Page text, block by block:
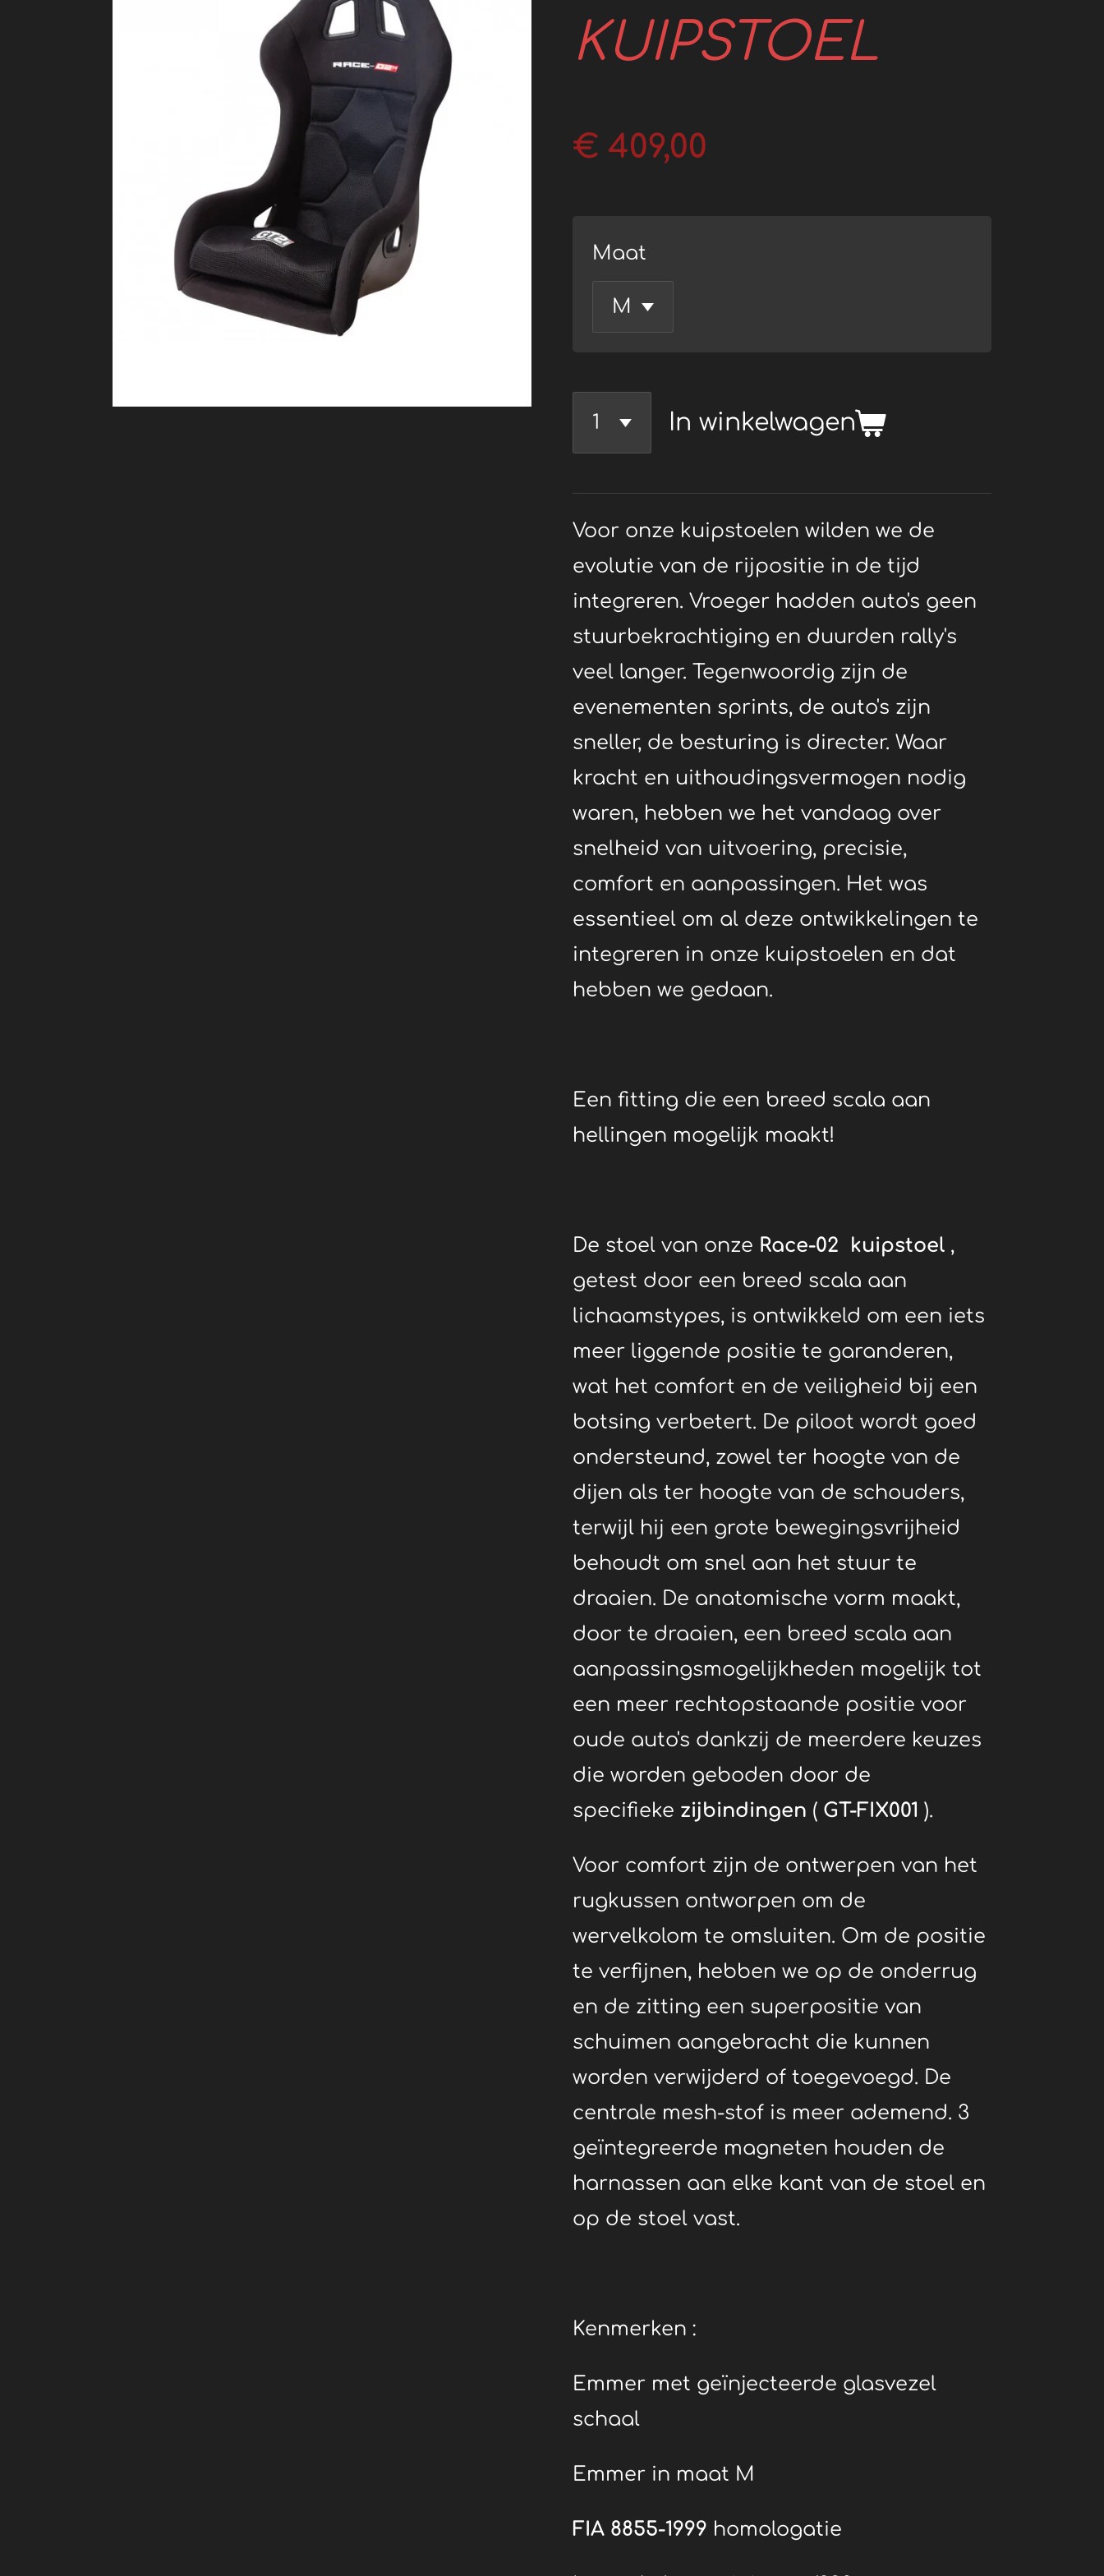
KUIPSTOEL
€ 409,00
Maat
In winkelwagen
Voor onze kuipstoelen wilden we de
evolutie van de rijpositie in de tijd
integreren. Vroeger hadden auto's geen
stuurbekrachtiging en duurden rally's
veel langer. Tegenwoordig zijn de
evenementen sprints, de auto's zijn
sneller, de besturing is directer. Waar
kracht en uithoudingsvermogen nodig
waren, hebben we het vandaag over
snelheid van uitvoering, precisie,
comfort en aanpassingen. Het was
essentieel om al deze ontwikkelingen te
integreren in onze kuipstoelen en dat
hebben we gedaan.
Een fitting die een breed scala aan
hellingen mogelijk maakt!
De stoel van onze Race-02 kuipstoel ,
getest door een breed scala aan
lichaamstypes, is ontwikkeld om een ​​iets
meer liggende positie te garanderen,
wat het comfort en de veiligheid bij een
botsing verbetert. De piloot wordt goed
ondersteund, zowel ter hoogte van de
dijen als ter hoogte van de schouders,
terwijl hij een grote bewegingsvrijheid
behoudt om snel aan het stuur te
draaien. De anatomische vorm maakt,
door te draaien, een breed scala aan
aanpassingsmogelijkheden mogelijk tot
een meer rechtopstaande positie voor
oude auto's dankzij de meerdere keuzes
die worden geboden door de
specifieke zijbindingen ( GT-FIX001 ).
Voor comfort zijn de ontwerpen van het
rugkussen ontworpen om de
wervelkolom te omsluiten. Om de positie
te verfijnen, hebben we op de onderrug
en de zitting een superpositie van
schuimen aangebracht die kunnen
worden verwijderd of toegevoegd. De
centrale mesh-stof is meer ademend. 3
geïntegreerde magneten houden de
harnassen aan elke kant van de stoel en
op de stoel vast.
Kenmerken :
Emmer met geïnjecteerde glasvezel
schaal
Emmer in maat M
FIA 8855-1999 homologatie